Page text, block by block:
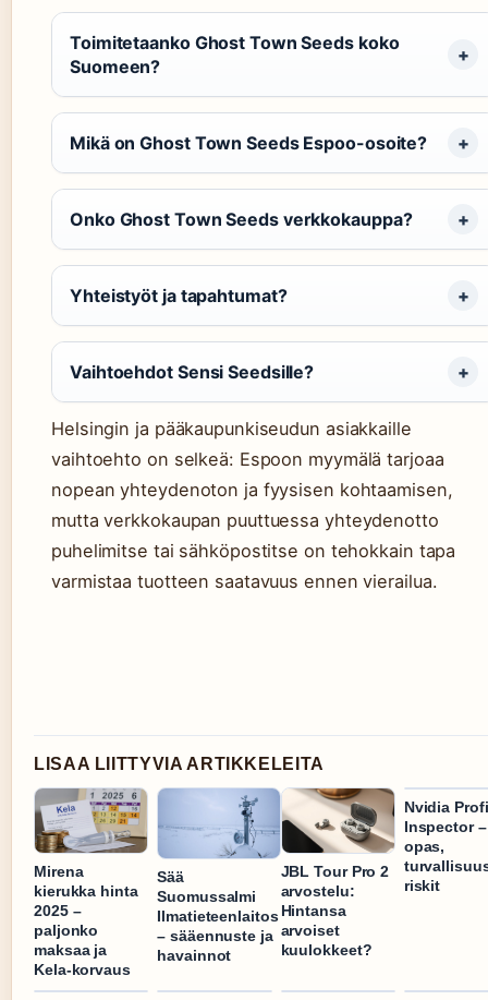
Toimitetaanko Ghost Town Seeds koko
Suomeen?
Mikä on Ghost Town Seeds Espoo-osoite?
Onko Ghost Town Seeds verkkokauppa?
Yhteistyöt ja tapahtumat?
Vaihtoehdot Sensi Seedsille?
Helsingin ja pääkaupunkiseudun asiakkaille
vaihtoehto on selkeä: Espoon myymälä tarjoaa
nopean yhteydenoton ja fyysisen kohtaamisen,
mutta verkkokaupan puuttuessa yhteydenotto
puhelimitse tai sähköpostitse on tehokkain tapa
varmistaa tuotteen saatavuus ennen vierailua.
LISAA LIITTYVIA ARTIKKELEITA
Mirena
kierukka hinta
2025 –
paljonko
maksaa ja
Kela-korvaus
Sää
Suomussalmi
Ilmatieteenlaitos
– sääennuste ja
havainnot
JBL Tour Pro 2
arvostelu:
Hintansa
arvoiset
kuulokkeet?
Nvidia
Inspector –
opas,
riskit